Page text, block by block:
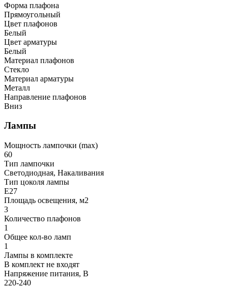
Форма плафона
Прямоугольный
Цвет плафонов
Белый
Цвет арматуры
Белый
Материал плафонов
Стекло
Материал арматуры
Металл
Направление плафонов
Вниз
Лампы
Мощность лампочки (max)
60
Тип лампочки
Светодиодная, Накаливания
Тип цоколя лампы
E27
Площадь освещения, м2
3
Количество плафонов
1
Общее кол-во ламп
1
Лампы в комплекте
В комплект не входят
Напряжение питания, В
220-240